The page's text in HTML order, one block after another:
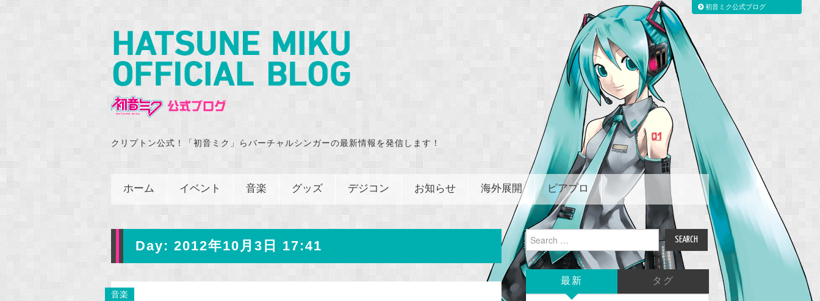
クリプトン公式！「初音ミク」らバーチャルシンガーの最新情報を発信します！
ホーム イベント 音楽 グッズ デジコン お知らせ 海外展開 ピアプロ
Day: 2012年10月3日 17:41
音楽
Search
for:
最新 タグ
初音ミク公式ブログ